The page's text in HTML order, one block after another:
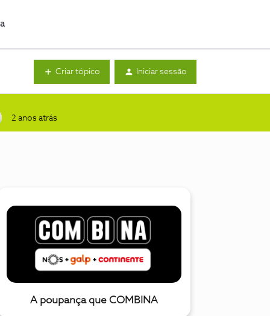
Criar tópico Iniciar sessão
2 anos atrás
A poupança que COMBINA